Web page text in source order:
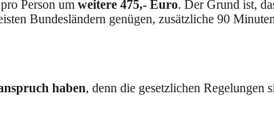
Person um weitere 475,- Euro. Der Grund ist,
Bundesländern genügen, zusätzliche 90
haben, denn die gesetzlichen Regelungen